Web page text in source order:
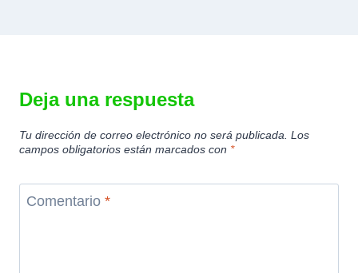
Deja una respuesta
Tu dirección de correo electrónico no será publicada. Los
campos obligatorios están marcados con *
Comentario *